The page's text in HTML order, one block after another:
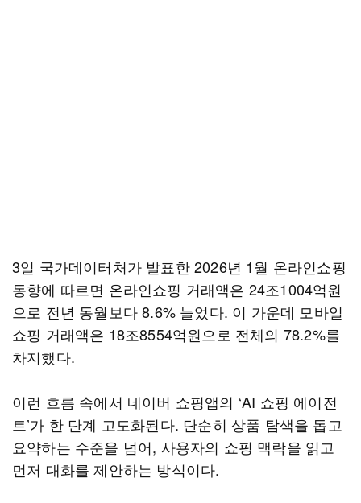
3일 국가데이터처가 발표한 2026년 1월 온라인쇼핑
동향에 따르면 온라인쇼핑 거래액은 24조1004억원
으로 전년 동월보다 8.6% 늘었다. 이 가운데 모바일
쇼핑 거래액은 18조8554억원으로 전체의 78.2%를
차지했다.
이런 흐름 속에서 네이버 쇼핑앱의 ‘AI 쇼핑 에이전
트’가 한 단계 고도화된다. 단순히 상품 탐색을 돕고
요약하는 수준을 넘어, 사용자의 쇼핑 맥락을 읽고
먼저 대화를 제안하는 방식이다.